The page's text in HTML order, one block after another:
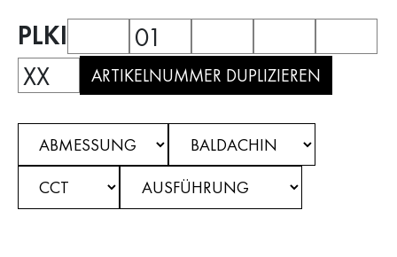
PLKI
01
XX
ARTIKELNUMMER DUPLIZIEREN